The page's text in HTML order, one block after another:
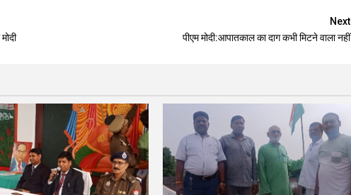
Next
पीएम मोदी:आपातकाल का दाग कभी मिटने वाला नहीं